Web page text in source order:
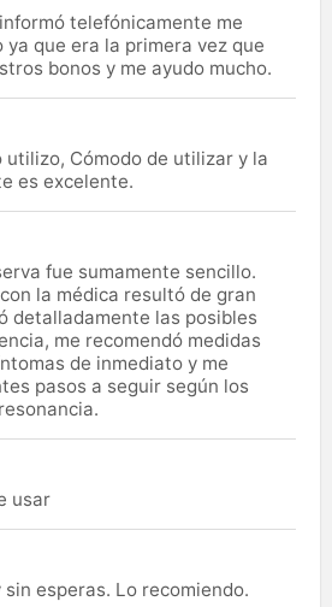
telefónicamente me
ya que era la primera vez que
bonos y me ayudo mucho.
utilizo, Cómodo de utilizar y la
es excelente.
fue sumamente sencillo.
la médica resultó de gran
detalladamente las posibles
me recomendó medidas
de inmediato y me
pasos a seguir según los
usar
esperas. Lo recomiendo.